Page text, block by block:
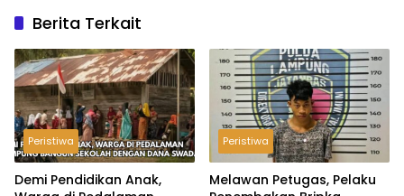
Berita Terkait
Peristiwa
Demi Pendidikan Anak,
Peristiwa
Melawan Petugas, Pelaku